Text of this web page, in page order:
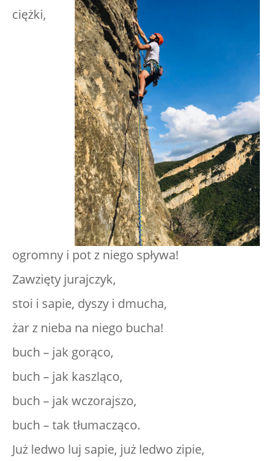
ciężki,
ogromny i pot z niego spływa!
Zawzięty jurajczyk,
stoi i sapie, dyszy i dmucha,
żar z nieba na niego bucha!
buch – jak gorąco,
buch – jak kaszląco,
buch – jak wczorajszo,
buch – tak tłumacząco.
Już ledwo luj sapie, już ledwo zipie,